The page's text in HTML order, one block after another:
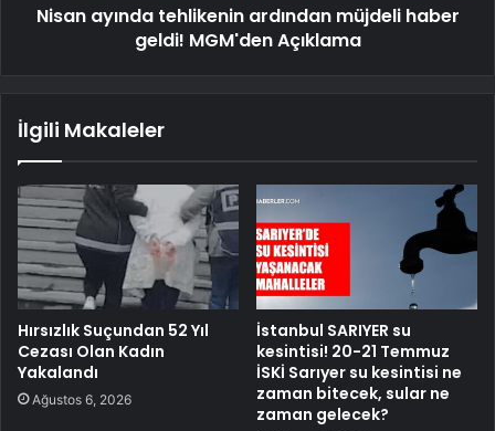
Nisan ayında tehlikenin ardından müjdeli haber
geldi! MGM'den Açıklama
İlgili Makaleler
Hırsızlık Suçundan 52 Yıl
Cezası Olan Kadın
Yakalandı
Ağustos 6, 2026
İstanbul SARIYER su
kesintisi! 20-21 Temmuz
İSKİ Sarıyer su kesintisi ne
zaman bitecek, sular ne
zaman gelecek?